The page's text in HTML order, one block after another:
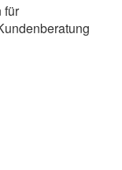
für